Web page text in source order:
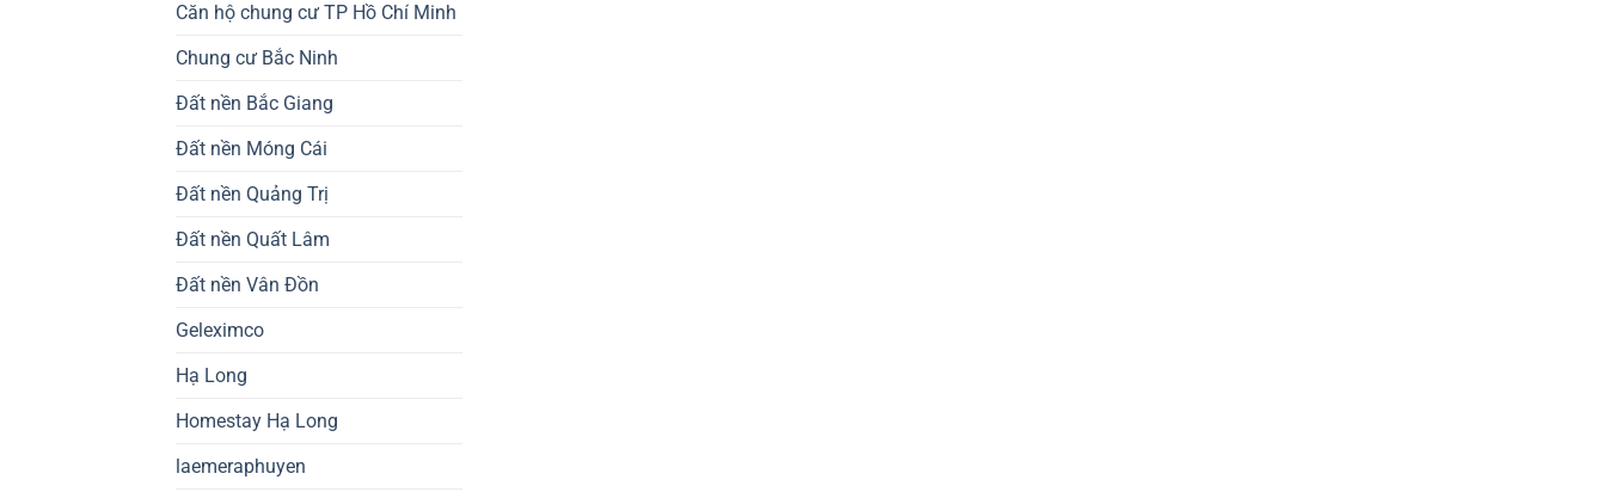
Căn hộ chung cư TP Hồ Chí Minh
Chung cư Bắc Ninh
Đất nền Bắc Giang
Đất nền Móng Cái
Đất nền Quảng Trị
Đất nền Quất Lâm
Đất nền Vân Đồn
Geleximco
Hạ Long
Homestay Hạ Long
laemeraphuyen